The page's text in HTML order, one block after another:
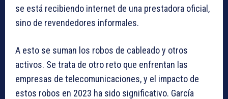
se está recibiendo internet de una prestadora oficial,
sino de revendedores informales.
A esto se suman los robos de cableado y otros
activos. Se trata de otro reto que enfrentan las
empresas de telecomunicaciones, y el impacto de
estos robos en 2023 ha sido significativo. García